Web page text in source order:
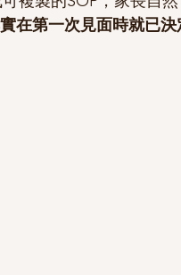
在第一次見面時就已決